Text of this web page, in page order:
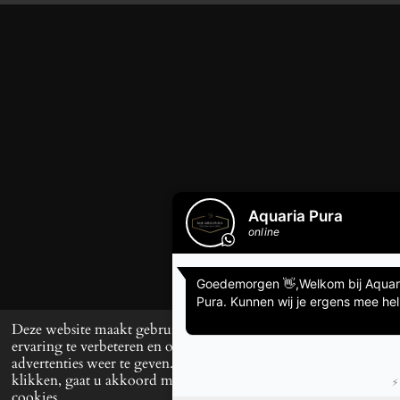
Deze website maakt gebruik van cookies om uw
ervaring te verbeteren en op maat gemaakte
advertenties weer te geven. Door op ‘Accepteren’ te
klikken, gaat u akkoord met het gebruik van alle